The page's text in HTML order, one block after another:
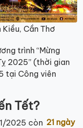
Cần Thơ
trình “Mừng
2025” (thời gian
tại Công viên
Tết?
2025 còn 21 ngày